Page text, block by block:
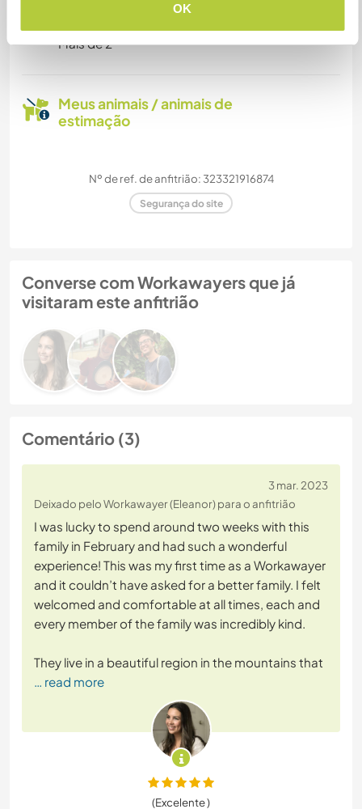
OK
Mais de 2
Meus animais / animais de
estimação
Nº de ref. de anfitrião: 323321916874
Segurança do site
Converse com Workawayers que já
visitaram este anfitrião
Comentário (3)
3 mar. 2023
Deixado pelo Workawayer (Eleanor) para o anfitrião
I was lucky to spend around two weeks with this
family in February and had such a wonderful
experience! This was my first time as a Workawayer
and it couldn’t have asked for a better family. I felt
welcomed and comfortable at all times, each and
every member of the family was incredibly kind.
They live in a beautiful region in the mountains that
… read more
(Excelente )